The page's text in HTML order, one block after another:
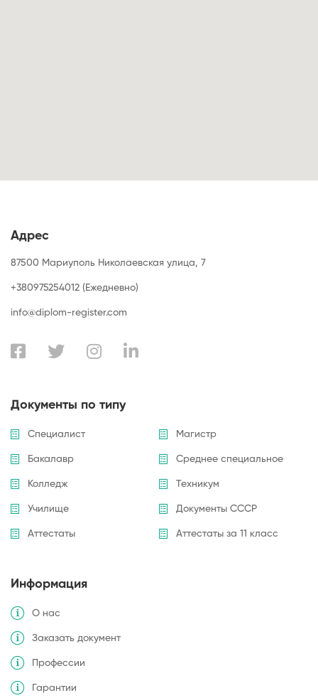
Адрес
87500 Мариуполь Николаевская улица, 7
+380975254012 (Ежедневно)
info@diplom-register.com
Документы по типу
Специалист Магистр
Бакалавр Среднее специальное
Колледж Техникум
Училище Документы СССР
Аттестаты Аттестаты за 11 класс
Информация
О нас
Заказать документ
Профессии
Гарантии